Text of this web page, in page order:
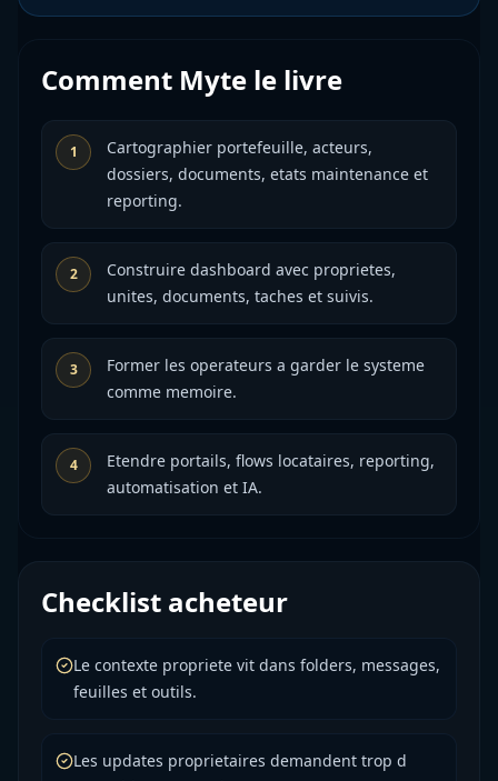
Comment Myte le livre
1
Cartographier portefeuille, acteurs,
dossiers, documents, etats maintenance et
reporting.
2
Construire dashboard avec proprietes,
unites, documents, taches et suivis.
3
Former les operateurs a garder le systeme
comme memoire.
4
Etendre portails, flows locataires, reporting,
automatisation et IA.
Checklist acheteur
Le contexte propriete vit dans folders, messages,
feuilles et outils.
Les updates proprietaires demandent trop d